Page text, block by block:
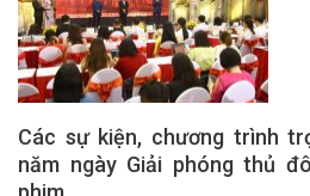
Các sự kiện, chương trình
năm ngày Giải phóng thủ